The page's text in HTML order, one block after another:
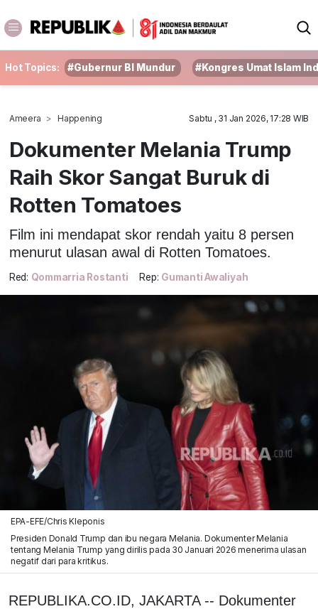
Hot Topics: #Gubernur BI Mundur #Kongres Umat Islam
Ameera Happening Sabtu , 31 Jan 2026, 17:28 WIB
Dokumenter Melania Trump
Raih Skor Sangat Buruk di
Rotten Tomatoes
Film ini mendapat skor rendah yaitu 8 persen
menurut ulasan awal di Rotten Tomatoes.
Red: Qommarria Rostanti Rep: Gumanti Awaliyah
EPA-EFE/Chris Kleponis
Presiden Donald Trump dan ibu negara Melania. Dokumenter Melania
tentang Melania Trump yang dirilis pada 30 Januari 2026 menerima ulasan
negatif dari para kritikus.
REPUBLIKA.CO.ID, JAKARTA -- Dokumenter